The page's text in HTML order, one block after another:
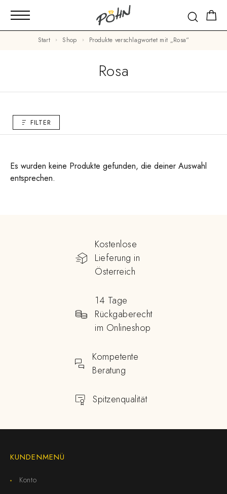
Start Shop Produkte verschlagwortet mit „Rosa“
Rosa
FILTER
Es wurden keine Produkte gefunden, die deiner Auswahl
entsprechen.
Kostenlose
Lieferung in
Österreich
14 Tage
Rückgaberecht
im Onlineshop
Kompetente
Beratung
Spitzenqualität
KUNDENMENÜ
Konto